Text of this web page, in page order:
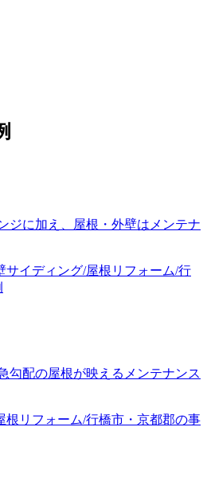
ジに加え、屋根・外壁はメンテナ
サイディング/屋根リフォーム/行
勾配の屋根が映えるメンテナンス
根リフォーム/行橋市・京都郡の事